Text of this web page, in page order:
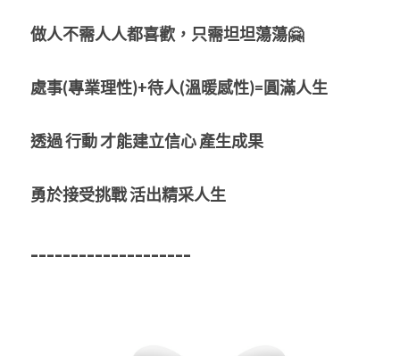
做人不需人人都喜歡，只需坦坦蕩蕩🤗
處事(專業理性)+待人(溫暖感性)=圓滿人生
透過行動才能建立信心產生成果
勇於接受挑戰活出精采人生
--------------------